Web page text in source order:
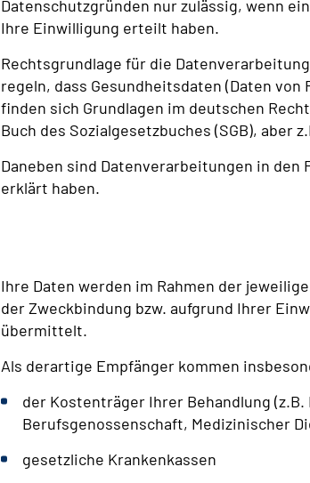
Datenschutzgründen nur zulässig, wenn
Ihre Einwilligung erteilt haben.
Rechtsgrundlage für die
regeln, dass Gesundheitsdaten (Daten
finden sich Grundlagen im deutschen
Buch des Sozialgesetzbuches (SGB), aber
Daneben sind Datenverarbeitungen in den
erklärt haben.
Ihre Daten werden im Rahmen der
der Zweckbindung bzw. aufgrund Ihrer
übermittelt.
Als derartige Empfänger kommen
der Kostenträger Ihrer Behandlung
Berufsgenossenschaft, Medizinischer
gesetzliche Krankenkassen